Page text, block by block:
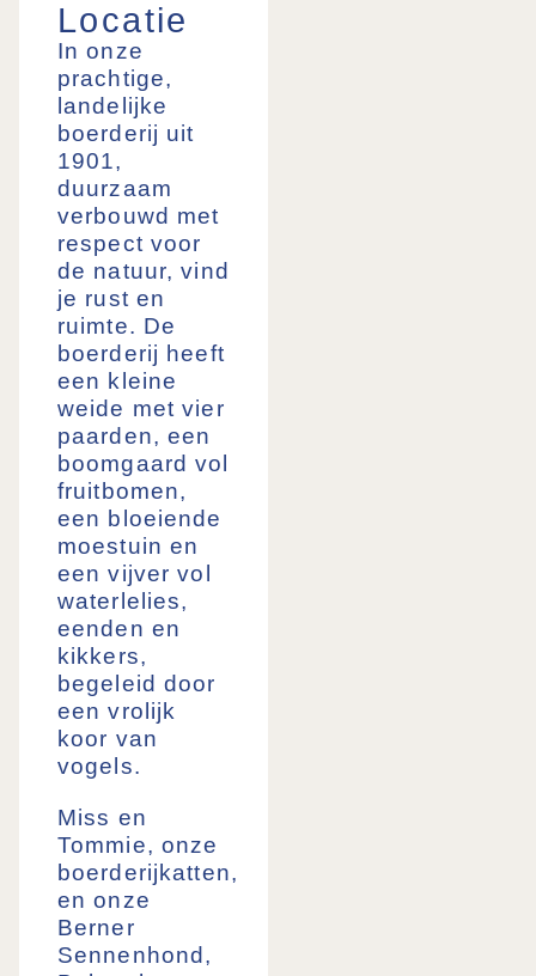
Locatie
In onze
prachtige,
landelijke
boerderij uit
1901,
duurzaam
verbouwd met
respect voor
de natuur, vind
je rust en
ruimte. De
boerderij heeft
een kleine
weide met vier
paarden, een
boomgaard vol
fruitbomen,
een bloeiende
moestuin en
een vijver vol
waterlelies,
eenden en
kikkers,
begeleid door
een vrolijk
koor van
vogels.
Miss en
Tommie, onze
boerderijkatten,
en onze
Berner
Sennenhond,